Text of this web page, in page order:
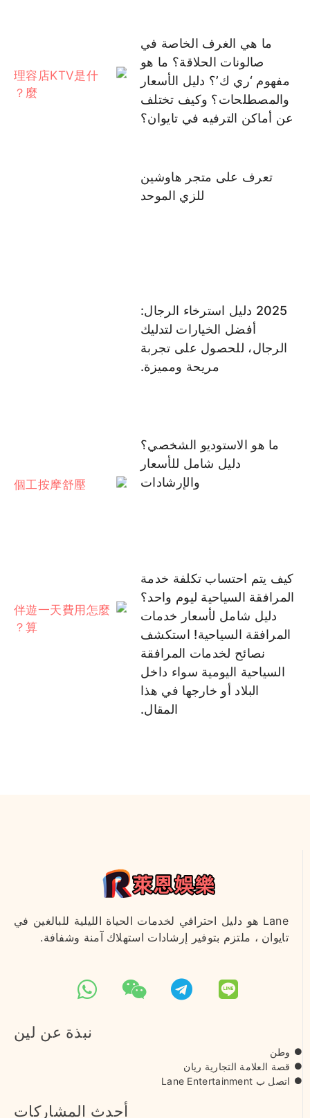
ما هي الغرف الخاصة في
صالونات الحلاقة؟ ما هو
مفهوم ‘ري ك’؟ دليل الأسعار
والمصطلحات؟ وكيف تختلف
عن أماكن الترفيه في تايوان؟
تعرف على متجر هاوشين
للزي الموحد
2025 دليل استرخاء الرجال:
أفضل الخيارات لتدليك
الرجال، للحصول على تجربة
مريحة ومميزة.
ما هو الاستوديو الشخصي؟
دليل شامل للأسعار
والإرشادات
كيف يتم احتساب تكلفة خدمة
المرافقة السياحية ليوم واحد؟
دليل شامل لأسعار خدمات
المرافقة السياحية! استكشف
نصائح لخدمات المرافقة
السياحية اليومية سواء داخل
البلاد أو خارجها في هذا
المقال.
Lane هو دليل احترافي لخدمات الحياة الليلية للبالغين في
تايوان ، ملتزم بتوفير إرشادات استهلاك آمنة وشفافة.
نبذة عن لين
وطن
قصة العلامة التجارية ريان
اتصل ب Lane Entertainment
أحدث المشاركات